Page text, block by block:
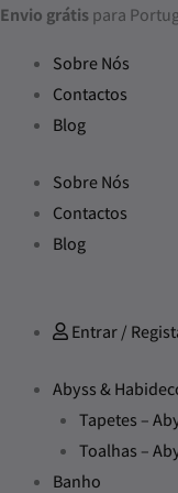
Skip
content
Envio grátispara
Sobre Nós
Contactos
Blog
Sobre Nós
Contactos
Blog
Entrar /
Abyss &
Tapetes –
Toalhas –
Banho